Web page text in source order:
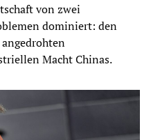
von zwei
dominiert: den
Macht Chinas.